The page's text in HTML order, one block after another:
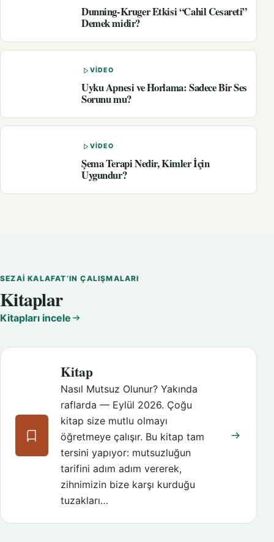
Dunning-Kruger Etkisi “Cahil Cesareti”
Demek midir?
VIDEO
Uyku Apnesi ve Horlama: Sadece Bir Ses
Sorunu mu?
VIDEO
Şema Terapi Nedir, Kimler İçin
Uygundur?
SEZAI KALAFAT’IN ÇALIŞMALARI
Kitaplar
Kitapları incele
Kitap
Nasıl Mutsuz Olunur? Yakında
raflarda — Eylül 2026. Çoğu
kitap size mutlu olmayı
öğretmeye çalışır. Bu kitap tam
tersini yapıyor: mutsuzluğun
tarifini adım adım vererek,
zihnimizin bize karşı kurduğu
tuzakları…